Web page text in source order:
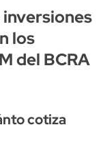
inversiones
los
del BCRA
cotiza